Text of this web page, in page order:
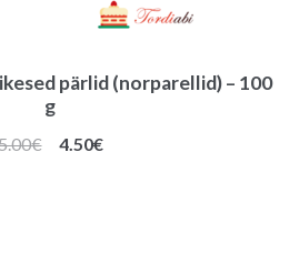
pärlid (norparellid) – 100
g
€
Algne
4.50€Praegune